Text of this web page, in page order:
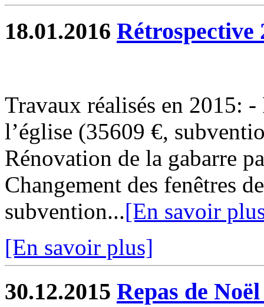
18.01.2016 Rétrospective
Travaux réalisés en 2015:
l’église (35609 €,
Rénovation de la gabarre
Changement des fenêtres
subvention...[En savoir
[En savoir plus]
30.12.2015 Repas de